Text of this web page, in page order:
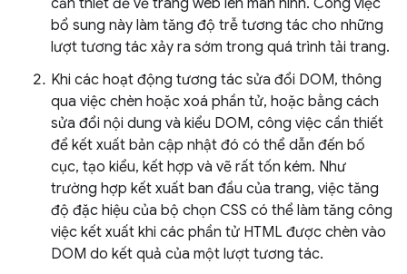
cần thiết để vẽ trang web lên màn hình. Công việc
bổ sung này làm tăng độ trễ tương tác cho những
lượt tương tác xảy ra sớm trong quá trình tải trang.
Khi các hoạt động tương tác sửa đổi DOM, thông
qua việc chèn hoặc xoá phần tử, hoặc bằng cách
sửa đổi nội dung và kiểu DOM, công việc cần thiết
để kết xuất bản cập nhật đó có thể dẫn đến bố
cục, tạo kiểu, kết hợp và vẽ rất tốn kém. Như
trường hợp kết xuất ban đầu của trang, việc tăng
độ đặc hiệu của bộ chọn CSS có thể làm tăng công
việc kết xuất khi các phần tử HTML được chèn vào
DOM do kết quả của một lượt tương tác.